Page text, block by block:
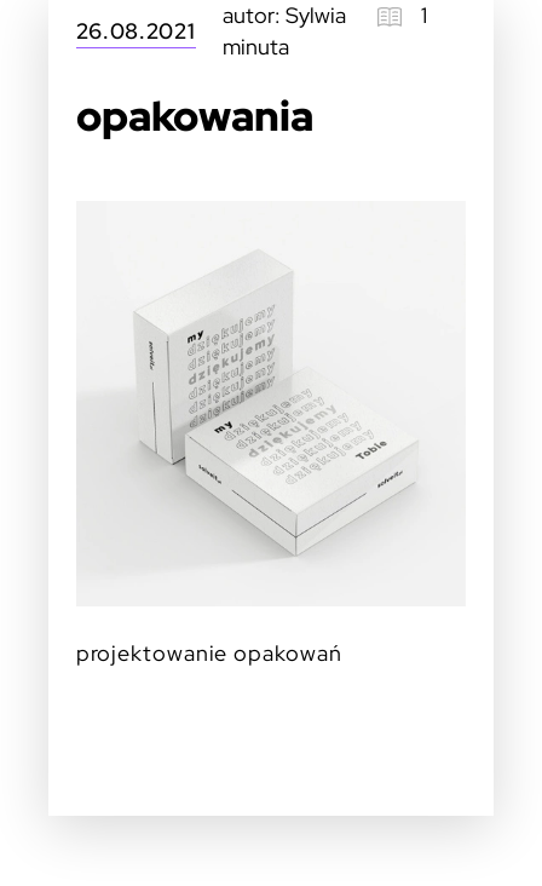
26.08.2021
autor: Sylwia
1
minuta
opakowania
projektowanie opakowań